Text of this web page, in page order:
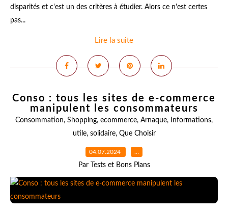
disparités et c'est un des critères à étudier. Alors ce n'est certes
pas...
Lire la suite
Conso : tous les sites de e-commerce
manipulent les consommateurs
Consommation, Shopping, ecommerce, Arnaque, Informations,
utile, solidaire, Que Choisir
04.07.2024 …
Par Tests et Bons Plans